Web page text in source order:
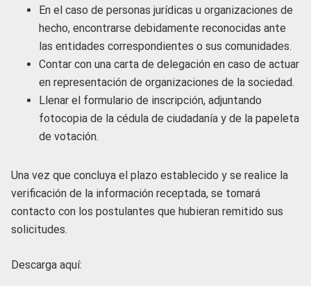
En el caso de personas jurídicas u organizaciones de
hecho, encontrarse debidamente reconocidas ante
las entidades correspondientes o sus comunidades.
Contar con una carta de delegación en caso de actuar
en representación de organizaciones de la sociedad.
Llenar el formulario de inscripción, adjuntando
fotocopia de la cédula de ciudadanía y de la papeleta
de votación.
Una vez que concluya el plazo establecido y se realice la
verificación de la información receptada, se tomará
contacto con los postulantes que hubieran remitido sus
solicitudes.
Descarga aquí: